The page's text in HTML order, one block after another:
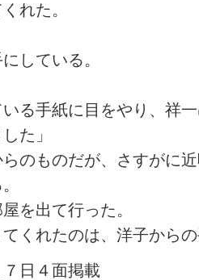
れた。
している。
る手紙に目をやり、祥
た」
のものだが、さすがに
を出て行った。
くれたのは、洋子から
日４面掲載